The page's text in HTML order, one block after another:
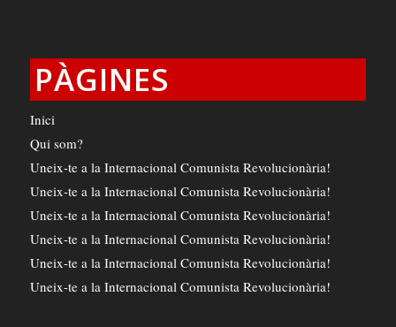
PÀGINES
Inici
Qui som?
Uneix-te a la Internacional Comunista Revolucionària!
Uneix-te a la Internacional Comunista Revolucionària!
Uneix-te a la Internacional Comunista Revolucionària!
Uneix-te a la Internacional Comunista Revolucionària!
Uneix-te a la Internacional Comunista Revolucionària!
Uneix-te a la Internacional Comunista Revolucionària!